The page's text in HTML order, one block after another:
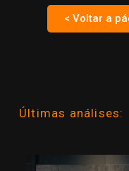
< Voltar a
Últimas análises: